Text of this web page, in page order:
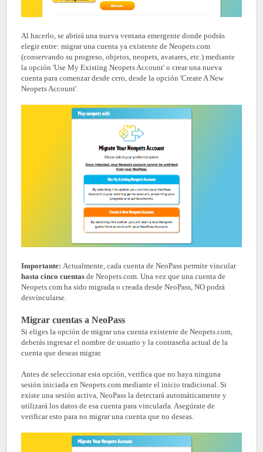
Al hacerlo, se abrirá una nueva ventana emergente donde podrás
elegir entre: migrar una cuenta ya existente de Neopets.com
(conservando su progreso, objetos, neopets, avatares, etc.) mediante
la opción 'Use My Existing Neopets Account' o crear una nueva
cuenta para comenzar desde cero, desde la opción 'Create A New
Neopets Account'.
Importante: Actualmente, cada cuenta de NeoPass permite vincular
hasta cinco cuentas de Neopets.com. Una vez que una cuenta de
Neopets.com ha sido migrada o creada desde NeoPass, NO podrá
desvincularse.
Migrar cuentas a NeoPass
Si eliges la opción de migrar una cuenta existente de Neopets.com,
deberás ingresar el nombre de usuario y la contraseña actual de la
cuenta que deseas migrar.
Antes de seleccionar esta opción, verifica que no haya ninguna
sesión iniciada en Neopets.com mediante el inicio tradicional. Si
existe una sesión activa, NeoPass la detectará automáticamente y
utilizará los datos de esa cuenta para vincularla. Asegúrate de
verificar esto para no migrar una cuenta que no deseas.